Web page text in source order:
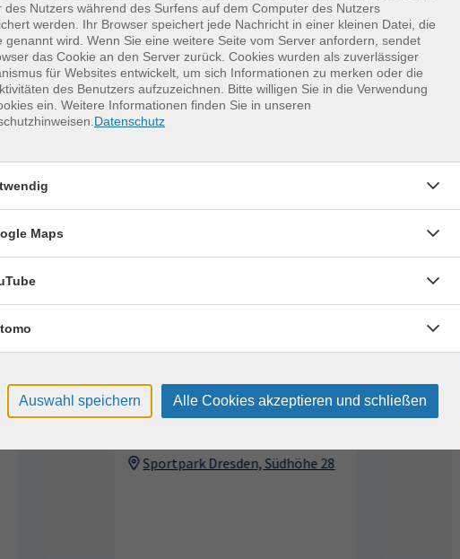
schreiben
28.09.2026—
16.11.2026
6x | 18:30 — 20:45
Uhr
2x | 10:00 — 15:00
für unvergessliche Sommertage
Aug.
Montag, 17.08.2026,
11:00 – 12:00 Uhr
Sportpark Dresden, Südhöhe 28
Aug.
des Nutzers während des Surfens auf dem Computer des Nutzers
werden. Ihr Browser speichert jede Nachricht in einer kleinen Datei, die
genannt wird. Wenn Sie eine weitere Seite vom Server anfordern, sendet
das Cookie an den Server zurück. Cookies wurden als zuverlässiger
für Websites entwickelt, um sich Informationen zu merken oder die
des Benutzers aufzuzeichnen. Bitte willigen Sie in die Verwendung
ein. Weitere Informationen finden Sie in unseren
Datenschutz
Maps
Auswahl speichern Alle Cookies akzeptieren und schließen